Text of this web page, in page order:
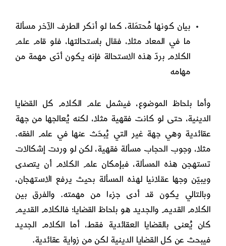
بيان كونها مُحتمَلة، كما لو أنكر الطرف الآخر مسألة
ما في المعاد مثلا، فقال باستحالتها، فلو قام علم
الكلام بردّ هذه الاستحالة فإنه يكون أدّى مهمة من
مهامه
وأما بلحاظ الموضوع، فيشمل علم الكلام كل القضايا
الدينية، حتى لو كانت فقهية مثلا، لكنه يُعالجها من جهة
عقائدية وهي جهة غير التي يُبحَث عنها في علم الفقه.
مثلا، وجوب الحجاب مسألة فقهية، لكن لو وردت إشكالات
تستهجن هذه المسألة، فبإمكان علم الكلام أن يتصدى
ويبيّن وجها عقلانيا لهذه المسألة بحيث يرفع الاستهجان،
وبالتالي يكون قد أدى جزءا من مهمته. والفرق بين
الكلام القديم والجديد هو بلحاظ القضايا؛ فالكلام القديم
كان يُعنى بالقضايا العقائدية فقطـ، أما الكلام الجديد
فيبحث عن كل القضايا الدينية لكن من زواية عقائدية.